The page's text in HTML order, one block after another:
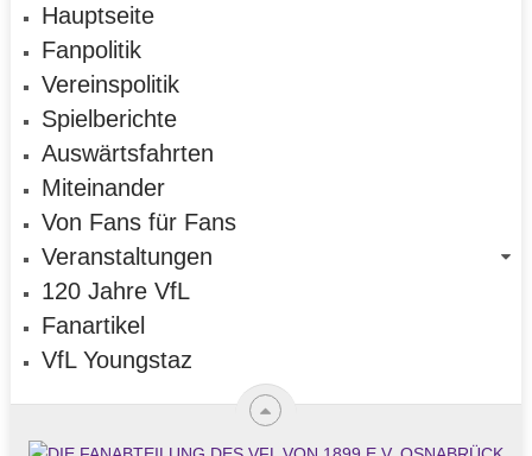
Hauptseite
Fanpolitik
Vereinspolitik
Spielberichte
Auswärtsfahrten
Miteinander
Von Fans für Fans
Veranstaltungen
120 Jahre VfL
Fanartikel
VfL Youngstaz